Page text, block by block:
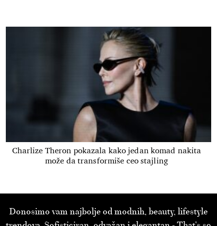
Charlize Theron pokazala kako jedan komad nakita
može da transformiše ceo stajling
Donosimo vam najbolje od modnih, beauty, lifestyle